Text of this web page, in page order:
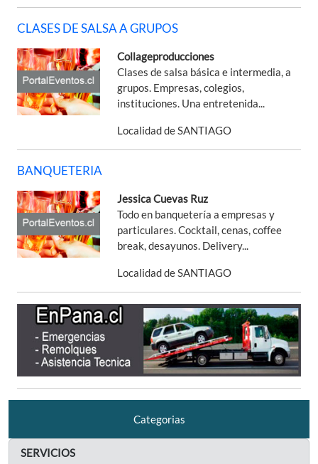
CLASES DE SALSA A GRUPOS
Collageproducciones
Clases de salsa básica e intermedia, a
grupos. Empresas, colegios,
instituciones. Una entretenida...
Localidad de SANTIAGO
BANQUETERIA
Jessica Cuevas Ruz
Todo en banquetería a empresas y
particulares. Cocktail, cenas, coffee
break, desayunos. Delivery...
Localidad de SANTIAGO
Categorias
SERVICIOS